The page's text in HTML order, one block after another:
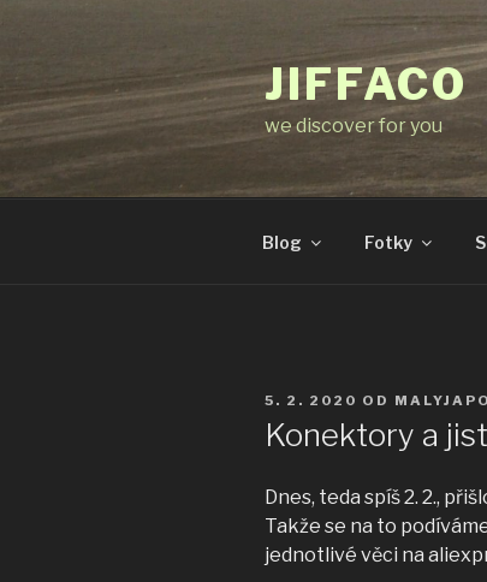
webu
JIFFACO
we discover for you
Blog Fotky
PUBLIKOVÁNO
5. 2. 2020 OD
Konektory a
Dnes, teda spíš 2. 2.,
Takže se na to
jednotlivé věci na